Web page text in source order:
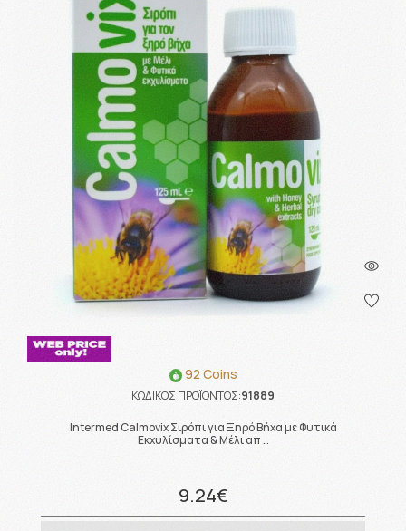
92 Coins
ΚΩΔΙΚΟΣ ΠΡΟΪΟΝΤΟΣ:91889
Intermed Calmovix Σιρόπι για Ξηρό Βήχα με Φυτικά
Εκχυλίσματα & Μέλι απ …
9.24€